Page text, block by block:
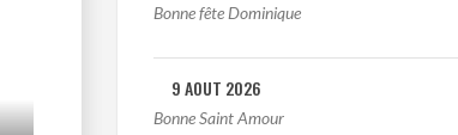
Bonne fête Dominique
9 AOUT 2026
Bonne Saint Amour